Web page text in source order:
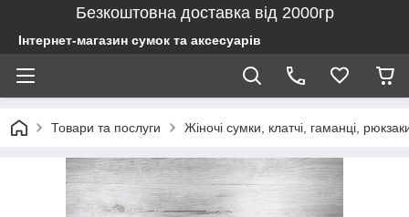
Безкоштовна доставка від 2000гр
Інтернет-магазин сумок та аксесуарів
Товари та послуги Жіночі сумки, клатчі, гаманці,